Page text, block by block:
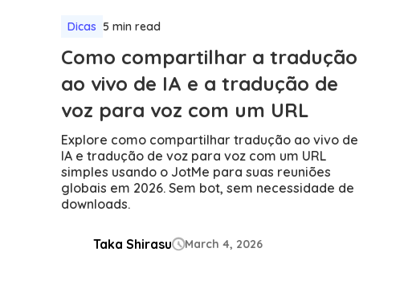
Dicas 5 min read
Como compartilhar a tradução
ao vivo de IA e a tradução de
voz para voz com um URL
Explore como compartilhar tradução ao vivo de
IA e tradução de voz para voz com um URL
simples usando o JotMe para suas reuniões
globais em 2026. Sem bot, sem necessidade de
downloads.
Taka ShirasuMarch 4, 2026